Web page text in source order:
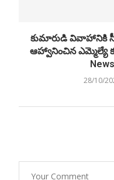
కుమారుడి వివాహానికి
ఆహ్వానించిన ఎమ్మెల్యే
News
28/10/